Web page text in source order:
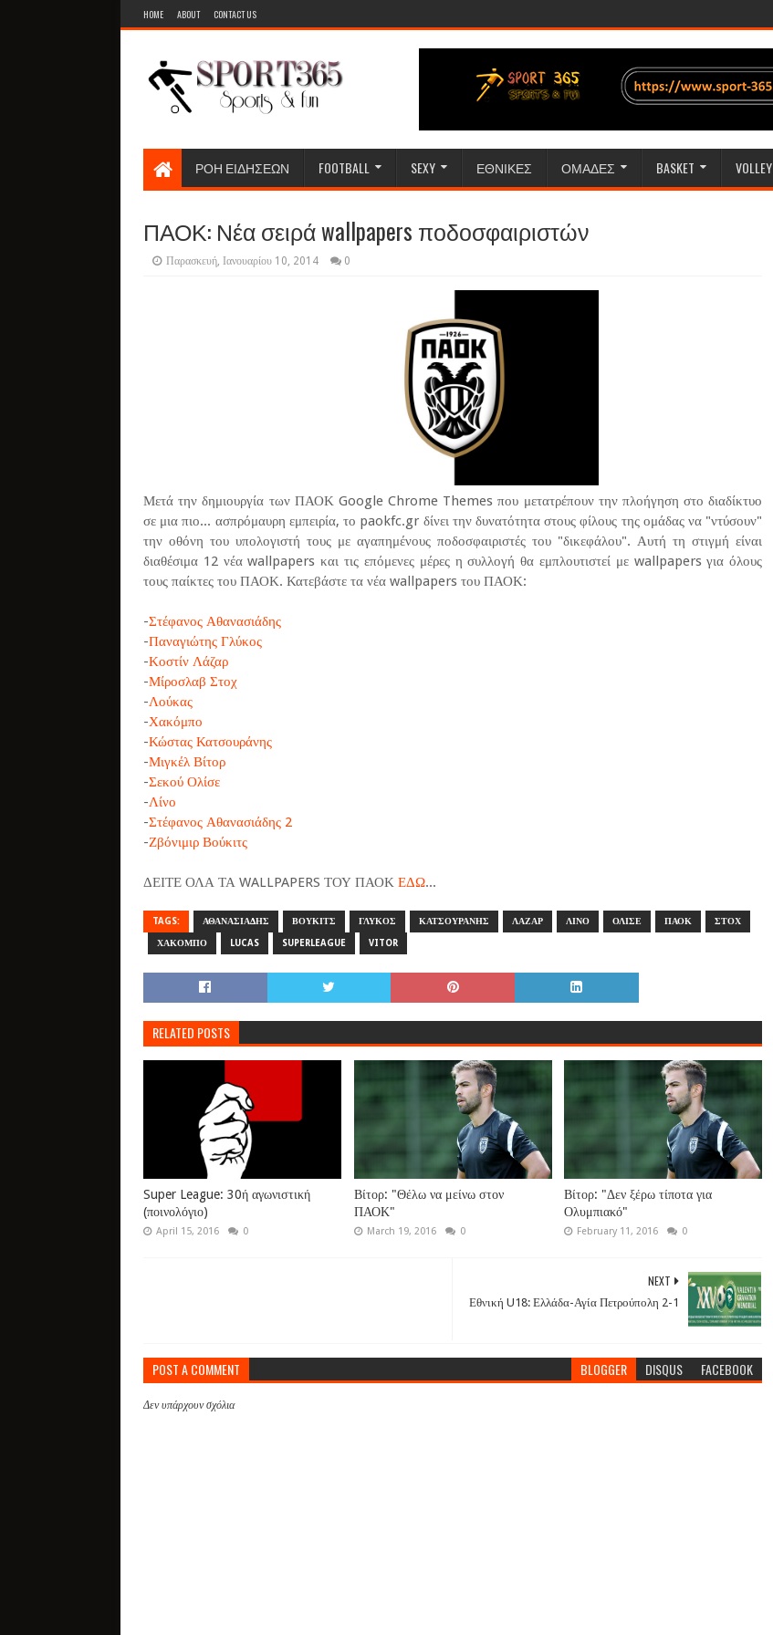
HOME ABOUT CONTACT US
ΡΟΗ ΕΙΔΗΣΕΩΝ FOOTBALL SEXY ΕΘΝΙΚΕΣ ΟΜΑΔΕΣ BASKET VOLLEY
ΠΑΟΚ: Νέα σειρά wallpapers ποδοσφαιριστών
Παρασκευή, Ιανουαρίου 10, 2014 0
Μετά την δημιουργία των ΠΑΟΚ Google Chrome Themes που μετατρέπουν την πλοήγηση στο διαδίκτυο
σε μια πιο... ασπρόμαυρη εμπειρία, το paokfc.gr δίνει την δυνατότητα στους φίλους της ομάδας να "ντύσουν"
την οθόνη του υπολογιστή τους με αγαπημένους ποδοσφαιριστές του "δικεφάλου". Αυτή τη στιγμή είναι
διαθέσιμα 12 νέα wallpapers και τις επόμενες μέρες η συλλογή θα εμπλουτιστεί με wallpapers για όλους
τους παίκτες του ΠΑΟΚ. Κατεβάστε τα νέα wallpapers του ΠΑΟΚ:
-Στέφανος Αθανασιάδης
-Παναγιώτης Γλύκος
-Κοστίν Λάζαρ
-Μίροσλαβ Στοχ
-Λούκας
-Χακόμπο
-Κώστας Κατσουράνης
-Μιγκέλ Βίτορ
-Σεκού Ολίσε
-Λίνο
-Στέφανος Αθανασιάδης 2
-Ζβόνιμιρ Βούκιτς
ΔΕΙΤΕ ΟΛΑ ΤΑ WALLPAPERS ΤΟΥ ΠΑΟΚ ΕΔΩ...
TAGS: ΑΘΑΝΑΣΙΑΔΗΣ ΒΟΥΚΙΤΣ ΓΛΥΚΟΣ ΚΑΤΣΟΥΡΑΝΗΣ ΛΑΖΑΡ ΛΙΝΟ ΟΛΙΣΕ ΠΑΟΚ ΣΤΟΧ
ΧΑΚΟΜΠΟ LUCAS SUPERLEAGUE VITOR
RELATED POSTS
Super League: 30ή αγωνιστική
(ποινολόγιο)
April 15, 2016 0
Βίτορ: "Θέλω να μείνω στον
ΠΑΟΚ"
March 19, 2016 0
Βίτορ: "Δεν ξέρω τίποτα για
Ολυμπιακό"
February 11, 2016 0
NEXT
Εθνική U18: Ελλάδα-Αγία Πετρούπολη 2-1
POST A COMMENT BLOGGER DISQUS FACEBOOK
Δεν υπάρχουν σχόλια